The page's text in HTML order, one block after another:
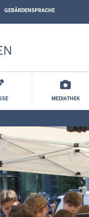
GEBÄRDENSPRACHE
MEDIATHEK